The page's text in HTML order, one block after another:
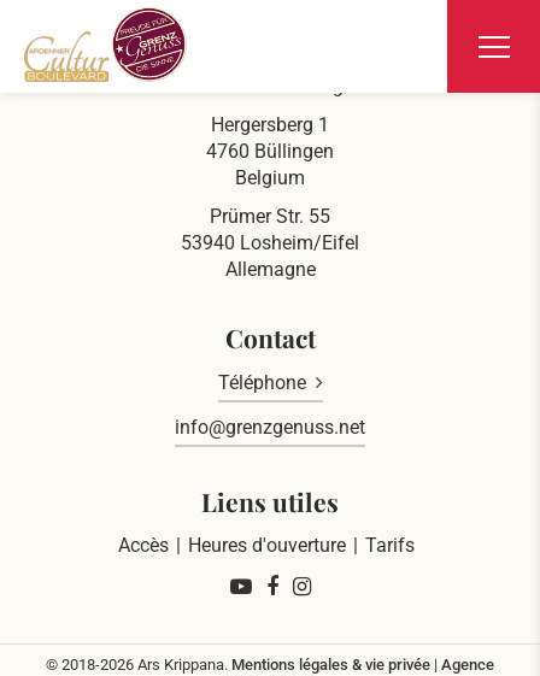
Directement à la frontière belgo-allemande
Hergersberg 1
4760 Büllingen
Belgium
Prümer Str. 55
53940 Losheim/Eifel
Allemagne
Contact
Téléphone
info@grenzgenuss.net
Liens utiles
Accès Heures d'ouverture Tarifs
© 2018-2026 Ars Krippana. Mentions légales & vie privée | Agence